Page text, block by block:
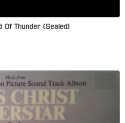
Of Thunder (Sealed)